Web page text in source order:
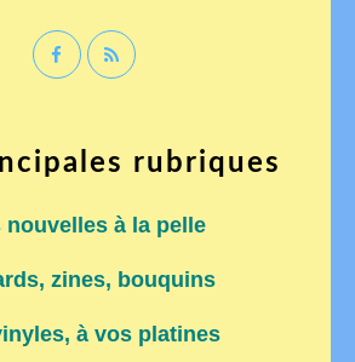
rubriques
nouvelles à la pelle
zines, bouquins
à vos platines